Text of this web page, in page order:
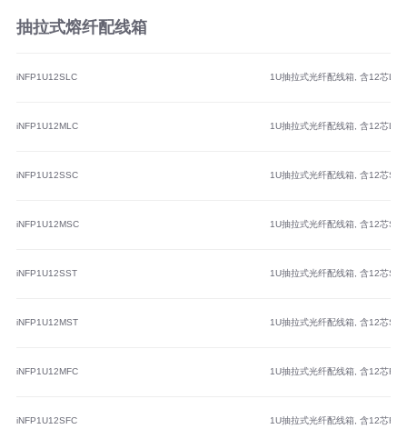
抽拉式熔纤配线箱
iNFP1U12SLC 1U抽拉式光纤配线箱, 含12芯LC
iNFP1U12MLC 1U抽拉式光纤配线箱, 含12芯LC
iNFP1U12SSC 1U抽拉式光纤配线箱, 含12芯SC
iNFP1U12MSC 1U抽拉式光纤配线箱, 含12芯SC
iNFP1U12SST 1U抽拉式光纤配线箱, 含12芯ST
iNFP1U12MST 1U抽拉式光纤配线箱, 含12芯ST
iNFP1U12MFC 1U抽拉式光纤配线箱, 含12芯FC
iNFP1U12SFC 1U抽拉式光纤配线箱, 含12芯FC